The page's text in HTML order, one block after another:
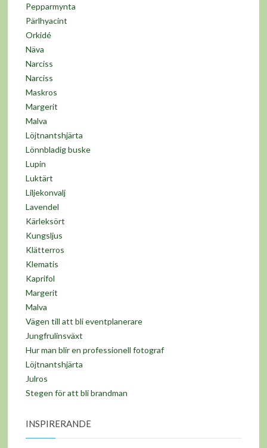
Pepparmynta
Pärlhyacint
Orkidé
Näva
Narciss
Narciss
Maskros
Margerit
Malva
Löjtnantshjärta
Lönnbladig buske
Lupin
Luktärt
Liljekonvalj
Lavendel
Kärleksört
Kungsljus
Klätterros
Klematis
Kaprifol
Margerit
Malva
Vägen till att bli eventplanerare
Jungfrulinsväxt
Hur man blir en professionell fotograf
Löjtnantshjärta
Julros
Stegen för att bli brandman
INSPIRERANDE